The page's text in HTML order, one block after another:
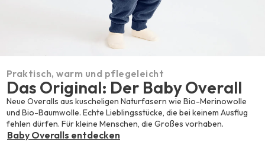
Praktisch, warm und pflegeleicht
Das Original: Der Baby Overall
Neue Overalls aus kuscheligen Naturfasern wie Bio-Merinowolle
und Bio-Baumwolle. Echte Lieblingsstücke, die bei keinem Ausflug
fehlen dürfen. Für kleine Menschen, die Großes vorhaben.
Baby Overalls entdecken